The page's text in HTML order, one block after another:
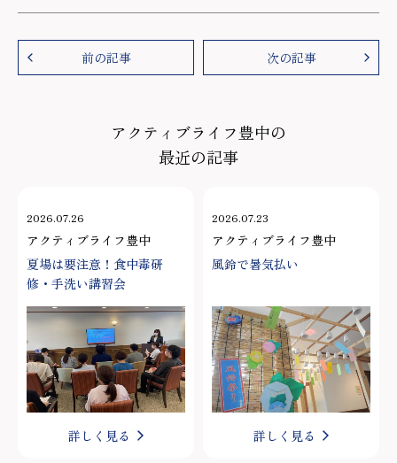
前の記事 次の記事
アクティブライフ豊中の
最近の記事
2026.07.26
アクティブライフ豊中
夏場は要注意！食中毒研
修・手洗い講習会
詳しく見る
2026.07.23
アクティブライフ豊中
風鈴で暑気払い
詳しく見る